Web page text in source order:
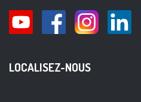
LOCALISEZ-NOUS